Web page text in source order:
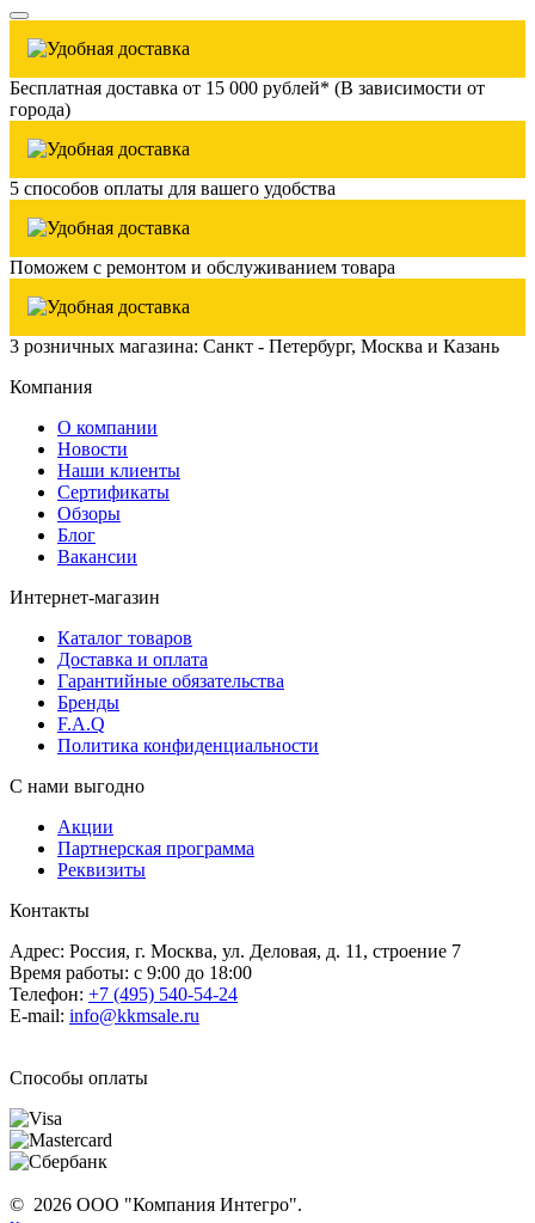
Бесплатная доставка от 15 000 рублей* (В зависимости от
города)
5 способов оплаты для вашего удобства
Поможем с ремонтом и обслуживанием товара
3 розничных магазина: Санкт - Петербург, Москва и Казань
Компания
О компании
Новости
Наши клиенты
Сертификаты
Обзоры
Блог
Вакансии
Интернет-магазин
Каталог товаров
Доставка и оплата
Гарантийные обязательства
Бренды
F.A.Q
Политика конфиденциальности
С нами выгодно
Акции
Партнерская программа
Реквизиты
Контакты
Адрес: Россия, г. Москва, ул. Деловая, д. 11, строение 7
Время работы: с 9:00 до 18:00
Телефон: +7 (495) 540-54-24
E-mail: info@kkmsale.ru
Способы оплаты
© 2026 ООО "Компания Интегро".